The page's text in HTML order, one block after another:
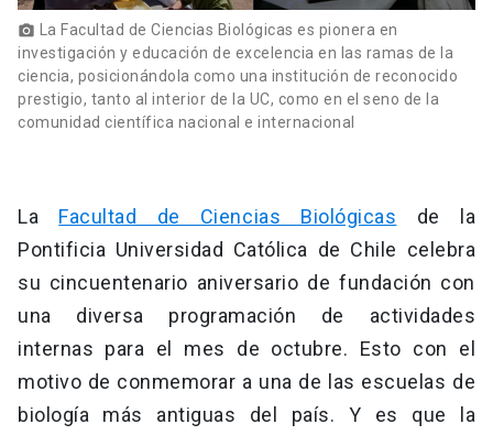
photo_camera La Facultad de Ciencias Biológicas es pionera en
investigación y educación de excelencia en las ramas de la
ciencia, posicionándola como una institución de reconocido
prestigio, tanto al interior de la UC, como en el seno de la
comunidad científica nacional e internacional
La Facultad de Ciencias Biológicas de la
Pontificia Universidad Católica de Chile celebra
su cincuentenario aniversario de fundación con
una diversa programación de actividades
internas para el mes de octubre. Esto con el
motivo de conmemorar a una de las escuelas de
biología más antiguas del país. Y es que la